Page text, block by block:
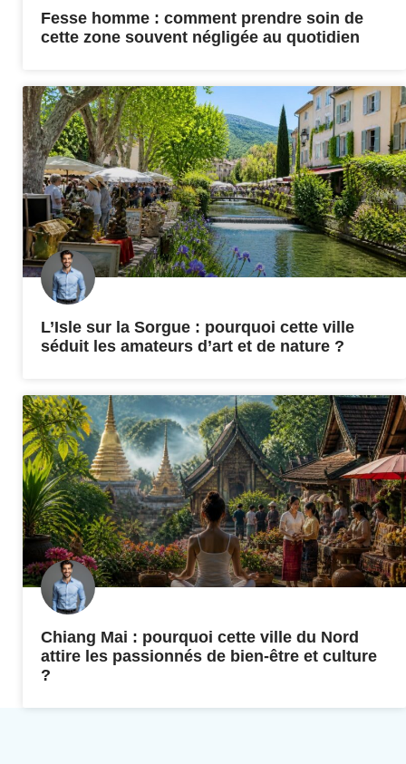
Fesse homme : comment prendre soin de
cette zone souvent négligée au quotidien
L’Isle sur la Sorgue : pourquoi cette ville
séduit les amateurs d’art et de nature ?
Chiang Mai : pourquoi cette ville du Nord
attire les passionnés de bien-être et culture
?